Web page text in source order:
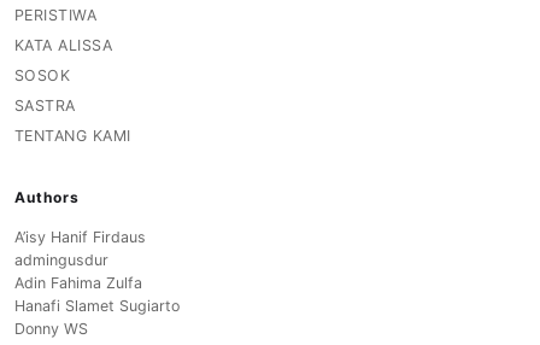
PERISTIWA
KATA ALISSA
SOSOK
SASTRA
TENTANG KAMI
Authors
A’isy Hanif Firdaus
admingusdur
Adin Fahima Zulfa
Hanafi Slamet Sugiarto
Donny WS